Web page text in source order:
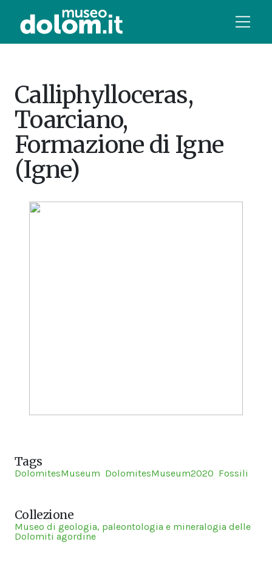
Calliphylloceras,
Toarciano,
Formazione di Igne
(Igne)
Tags
DolomitesMuseum DolomitesMuseum2020 Fossili
Collezione
Museo di geologia, paleontologia e mineralogia delle
Dolomiti agordine